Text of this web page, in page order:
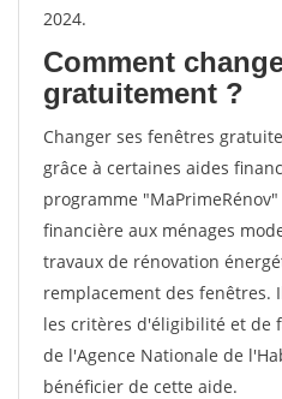
2024.
Comment
gratuitement ?
Changer ses fenêtres
grâce à certaines aides
programme
financière aux ménages
travaux de rénovation
remplacement des
les critères d'éligibilité et de
de l'Agence Nationale de
bénéficier de cette aide.